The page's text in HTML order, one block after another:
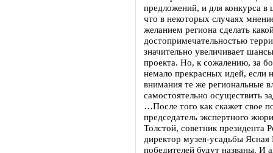
предложений, и для конкурса в
что в некоторых случаях
желанием региона сделать
достопримечательностью
значительно увеличивает
проекта. Но, к сожалению, за
немало прекрасных идей, если
внимания те же региональные
самостоятельно осуществить
…После того как скажет свое
председатель экспертного
Толстой, советник президента
директор музея-усадьбы
победителей будут названы. И